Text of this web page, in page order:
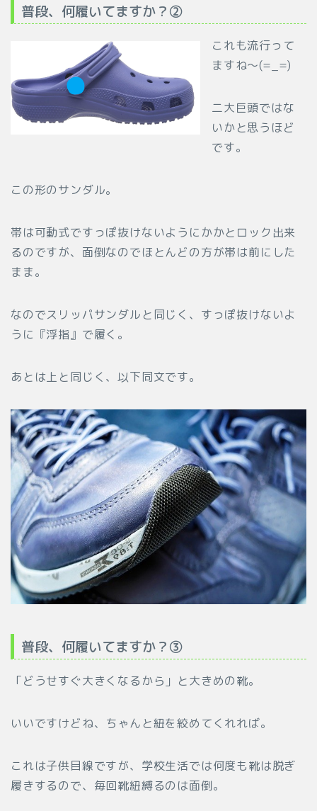
普段、何履いてますか？②
これも流行って
ますね～(=_=)
二大巨頭ではな
いかと思うほど
です。
この形のサンダル。
帯は可動式ですっぽ抜けないようにかかとロック出来
るのですが、面倒なのでほとんどの方が帯は前にした
まま。
なのでスリッパサンダルと同じく、すっぽ抜けないよ
うに『浮指』で履く。
あとは上と同じく、以下同文です。
普段、何履いてますか？③
「どうせすぐ大きくなるから」と大きめの靴。
いいですけどね、ちゃんと紐を絞めてくれれば。
これは子供目線ですが、学校生活では何度も靴は脱ぎ
履きするので、毎回靴紐縛るのは面倒。